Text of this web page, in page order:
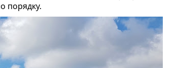
порядку.